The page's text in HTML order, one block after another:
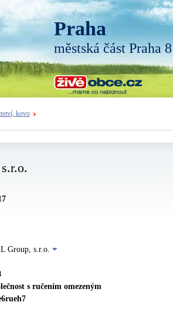
Praha
městská část Praha 8
kovo
Group, s.r.o.
s ručením omezeným